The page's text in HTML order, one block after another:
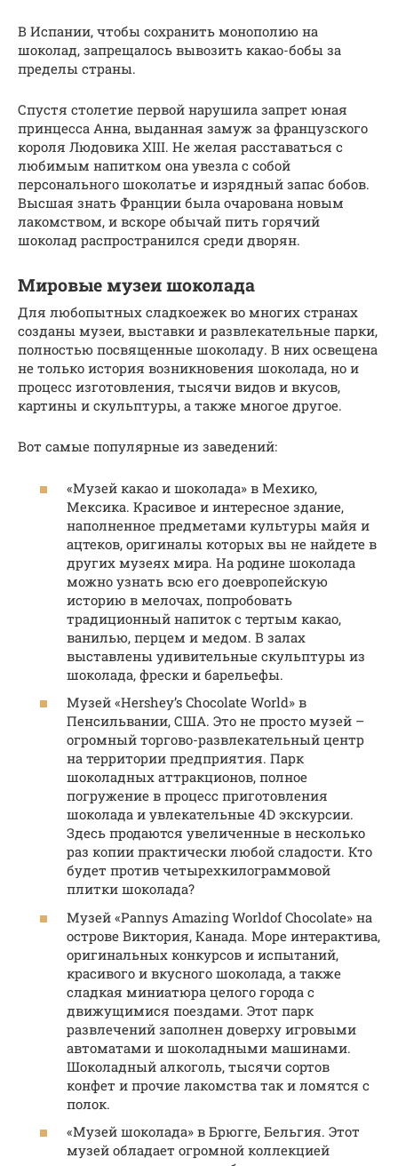
В Испании, чтобы сохранить монополию на
шоколад, запрещалось вывозить какао-бобы за
пределы страны.
Спустя столетие первой нарушила запрет юная
принцесса Анна, выданная замуж за французского
короля Людовика XIII. Не желая расставаться с
любимым напитком она увезла с собой
персонального шоколатье и изрядный запас бобов.
Высшая знать Франции была очарована новым
лакомством, и вскоре обычай пить горячий
шоколад распространился среди дворян.
Мировые музеи шоколада
Для любопытных сладкоежек во многих странах
созданы музеи, выставки и развлекательные парки,
полностью посвященные шоколаду. В них освещена
не только история возникновения шоколада, но и
процесс изготовления, тысячи видов и вкусов,
картины и скульптуры, а также многое другое.
Вот самые популярные из заведений:
«Музей какао и шоколада» в Мехико,
Мексика. Красивое и интересное здание,
наполненное предметами культуры майя и
ацтеков, оригиналы которых вы не найдете в
других музеях мира. На родине шоколада
можно узнать всю его доевропейскую
историю в мелочах, попробовать
традиционный напиток с тертым какао,
ванилью, перцем и медом. В залах
выставлены удивительные скульптуры из
шоколада, фрески и барельефы.
Музей «Hershey’s Chocolate World» в
Пенсильвании, США. Это не просто музей –
огромный торгово-развлекательный центр
на территории предприятия. Парк
шоколадных аттракционов, полное
погружение в процесс приготовления
шоколада и увлекательные 4D экскурсии.
Здесь продаются увеличенные в несколько
раз копии практически любой сладости. Кто
будет против четырехкилограммовой
плитки шоколада?
Музей «Pannys Amazing Worldof Chocolate» на
острове Виктория, Канада. Море интерактива,
оригинальных конкурсов и испытаний,
красивого и вкусного шоколада, а также
сладкая миниатюра целого города с
движущимися поездами. Этот парк
развлечений заполнен доверху игровыми
автоматами и шоколадными машинами.
Шоколадный алкоголь, тысячи сортов
конфет и прочие лакомства так и ломятся с
полок.
«Музей шоколада» в Брюгге, Бельгия. Этот
музей обладает огромной коллекцией